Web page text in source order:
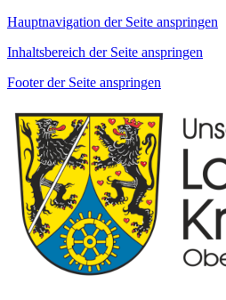
Hauptnavigation der Seite anspringen
Inhaltsbereich der Seite anspringen
Footer der Seite anspringen